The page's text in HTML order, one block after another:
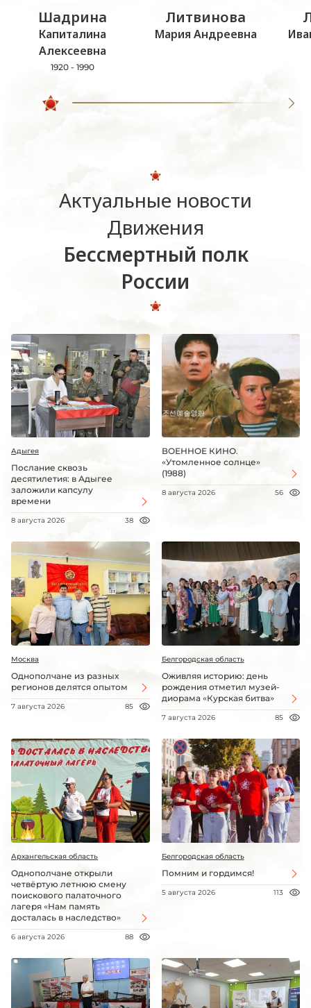
Шадрина
Капиталина
Алексеевна
1920 - 1990
Литвинова
Мария Андреевна
Актуальные новости
Движения
Бессмертный полк
России
Адыгея
Послание сквозь
десятилетия: в Адыгее
заложили капсулу
времени
8 августа 2026 38
ВОЕННОЕ КИНО.
«Утомленное солнце»
(1988)
8 августа 2026 56
Москва
Однополчане из разных
регионов делятся опытом
7 августа 2026 85
Белгородская область
Оживляя историю: день
рождения отметил музей-
диорама «Курская битва»
7 августа 2026 85
Архангельская область
Однополчане открыли
четвёртую летнюю смену
поискового палаточного
лагеря «Нам память
досталась в наследство»
6 августа 2026 88
Белгородская область
Помним и гордимся!
5 августа 2026 113